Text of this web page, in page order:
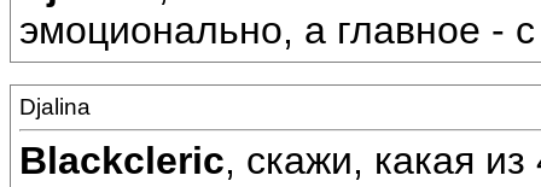
эмоционально, а главное -
Djalina
Blackcleric, скажи, какая